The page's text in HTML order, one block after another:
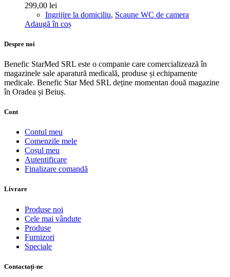
299,00 lei
Ingrijire la domiciliu, Scaune WC de camera
Adaugă în coș
Despre noi
Benefic StarMed SRL este o companie care comercializează în
magazinele sale aparatură medicală, produse și echipamente
medicale. Benefic Star Med SRL deține momentan două magazine
în Oradea și Beiuș.
Cont
Contul meu
Comenzile mele
Coșul meu
Autentificare
Finalizare comandă
Livrare
Produse noi
Cele mai vândute
Produse
Furnizori
Speciale
Contactați-ne